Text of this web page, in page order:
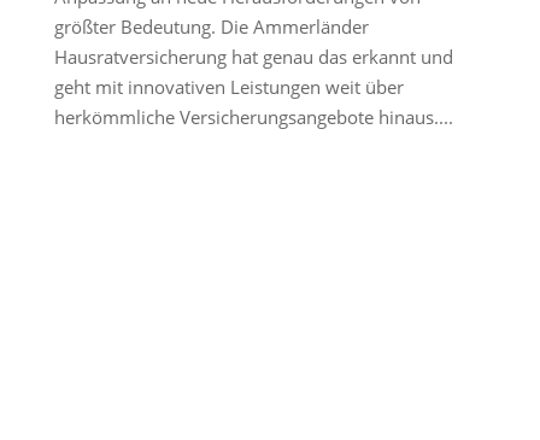
größter Bedeutung. Die Ammerländer
Hausratversicherung hat genau das erkannt und
geht mit innovativen Leistungen weit über
herkömmliche Versicherungsangebote hinaus....